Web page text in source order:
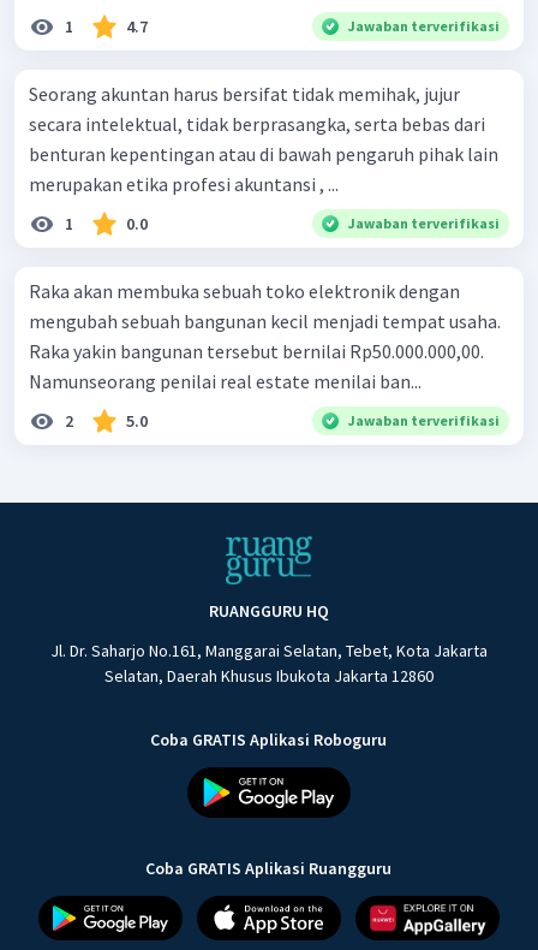
1 4.7 Jawaban terverifikasi
Seorang akuntan harus bersifat tidak memihak, jujur
secara intelektual, tidak berprasangka, serta bebas dari
benturan kepentingan atau di bawah pengaruh pihak lain
merupakan etika profesi akuntansi , ...
1 0.0 Jawaban terverifikasi
Raka akan membuka sebuah toko elektronik dengan
mengubah sebuah bangunan kecil menjadi tempat usaha.
Raka yakin bangunan tersebut bernilai Rp50.000.000,00.
Namunseorang penilai real estate menilai ban...
2 5.0 Jawaban terverifikasi
RUANGGURU HQ
Jl. Dr. Saharjo No.161, Manggarai Selatan, Tebet, Kota Jakarta
Selatan, Daerah Khusus Ibukota Jakarta 12860
Coba GRATIS Aplikasi Roboguru
Coba GRATIS Aplikasi Ruangguru